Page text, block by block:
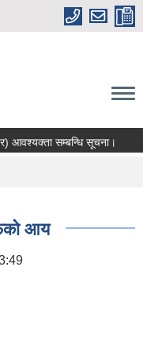
आवश्यक्ता सम्बन्धि सूचना।
आय